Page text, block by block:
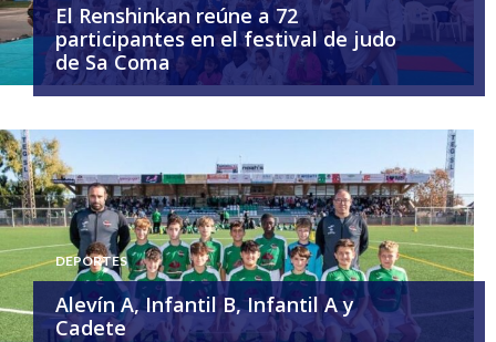
El Renshinkan reúne a 72
participantes en el festival de judo
de Sa Coma
DEPORTES
Alevín A, Infantil B, Infantil A y
Cadete